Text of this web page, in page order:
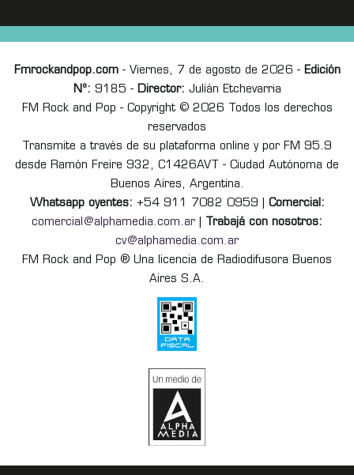
Fmrockandpop.com- Viernes, 7 de agosto de 2026 - Edición
Nº: 9185 - Director: Julián Etchevarria
FM Rock and Pop - Copyright © 2026 Todos los derechos
reservados
Transmite a través de su plataforma online y por FM 95.9
desde Ramón Freire 932, C1426AVT - Ciudad Autónoma de
Buenos Aires, Argentina.
Whatsapp oyentes: +54 911 7082 0959 | Comercial:
comercial@alphamedia.com.ar
Trabajá con nosotros:
cv@alphamedia.com.ar
FM Rock and Pop ® Una licencia de Radiodifusora Buenos
Aires S.A.